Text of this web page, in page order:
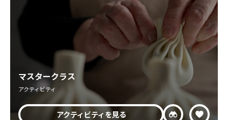
マスタークラス
アクティビティ
アクティビティを見る